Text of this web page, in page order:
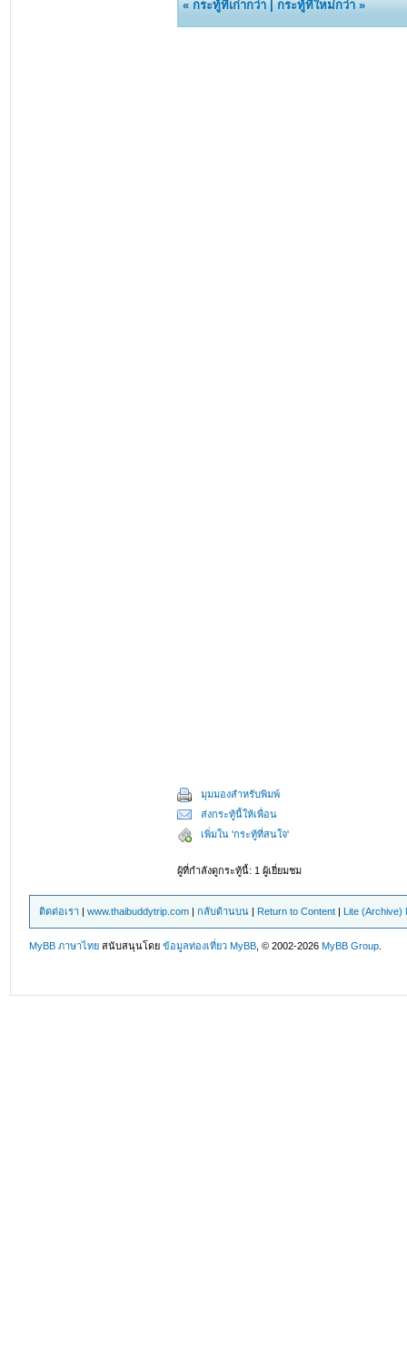
«กระทู้ที่เก่ากว่า |กระทู้ที่ใหม่กว่า »
มุมมองสำหรับพิมพ์
ส่งกระทู้นี้ให้เพื่อน
เพิ่มใน 'กระทู้ที่สนใจ'
ผู้ที่กำลังดูกระทู้นี้: 1 ผู้เยี่ยมชม
ติดต่อเรา |www.thaibuddytrip.com |กลับด้านบน | Return to Content | Lite (Archive)
MyBB ภาษาไทย สนับสนุนโดยข้อมูลท่องเที่ยว MyBB , © 2002-2026MyBB Group